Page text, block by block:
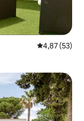
Средна
4,87 (53)